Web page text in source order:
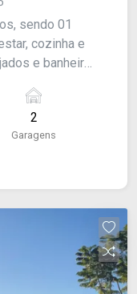
sendo 01
cozinha e
e banheiro
2
Garagens